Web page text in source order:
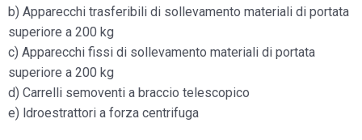
b) Apparecchi trasferibili di sollevamento materiali di portata
superiore a 200 kg
c) Apparecchi fissi di sollevamento materiali di portata
superiore a 200 kg
d) Carrelli semoventi a braccio telescopico
e) ldroestrattori a forza centrifuga